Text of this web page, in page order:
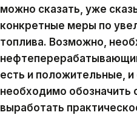
можно сказать, уже
конкретные меры по
топлива. Возможно,
есть и положительные,
необходимо обозначить
выработать